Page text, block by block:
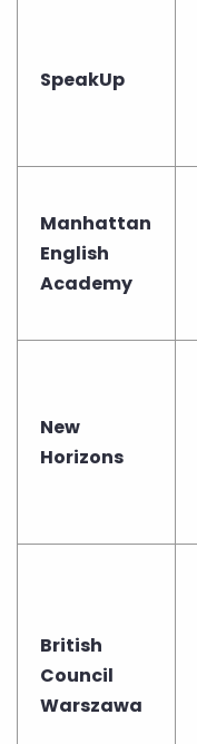
SpeakUp
Manhattan
English
Academy
New
Horizons
British
Council
Warszawa